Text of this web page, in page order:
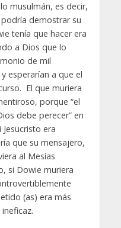
musulmán, es decir,
demostrar su
tenía que hacer era
a Dios que lo
de mil
esperarían a que el
El que muriera
porque “el
debe perecer” en
era
que su mensajero,
al Mesías
si Dowie muriera
(as) era más